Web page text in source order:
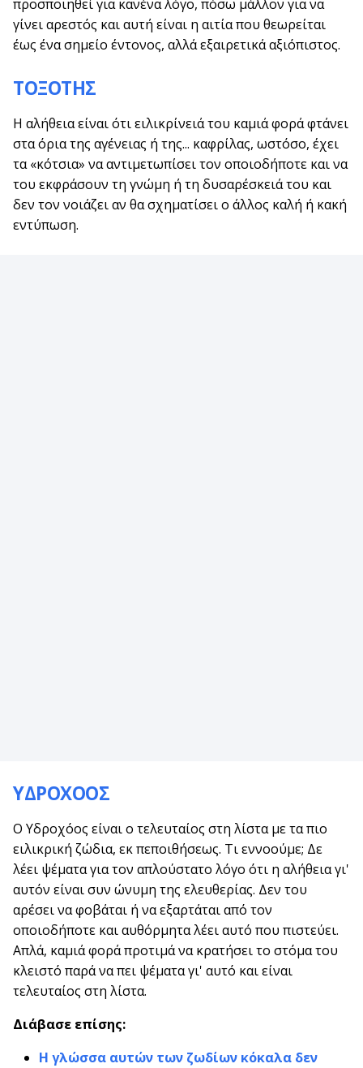
προσποιηθεί για κανένα λόγο, πόσω μάλλον για να
γίνει αρεστός και αυτή είναι η αιτία που θεωρείται
έως ένα σημείο έντονος, αλλά εξαιρετικά αξιόπιστος.
ΤΟΞΟΤΗΣ
Η αλήθεια είναι ότι ειλικρίνειά του καμιά φορά φτάνει
στα όρια της αγένειας ή της... καφρίλας, ωστόσο, έχει
τα «κότσια» να αντιμετωπίσει τον οποιοδήποτε και να
του εκφράσουν τη γνώμη ή τη δυσαρέσκειά του και
δεν τον νοιάζει αν θα σχηματίσει ο άλλος καλή ή κακή
εντύπωση.
ΥΔΡΟΧΟΟΣ
Ο Υδροχόος είναι ο τελευταίος στη λίστα με τα πιο
ειλικρική ζώδια, εκ πεποιθήσεως. Τι εννοούμε; Δε
λέει ψέματα για τον απλούστατο λόγο ότι η αλήθεια γι'
αυτόν είναι συν ώνυμη της ελευθερίας. Δεν του
αρέσει να φοβάται ή να εξαρτάται από τον
οποιοδήποτε και αυθόρμητα λέει αυτό που πιστεύει.
Απλά, καμιά φορά προτιμά να κρατήσει το στόμα του
κλειστό παρά να πει ψέματα γι' αυτό και είναι
τελευταίος στη λίστα.
Διάβασε επίσης:
Η γλώσσα αυτών των ζωδίων κόκαλα δεν